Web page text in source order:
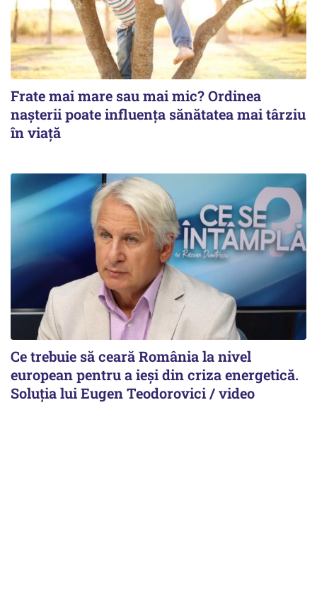
Frate mai mare sau mai mic? Ordinea
nașterii poate influența sănătatea mai târziu
în viață
Ce trebuie să ceară România la nivel
european pentru a ieși din criza energetică.
Soluția lui Eugen Teodorovici / video